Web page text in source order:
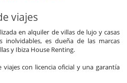
viajes
en alquiler de villas de lujo y casas
inolvidables, es dueña de las marcas
y Ibiza House Renting.
viajes con licencia oficial y una garantía